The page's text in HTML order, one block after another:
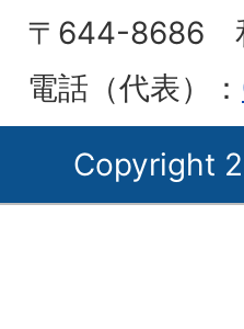
〒644-8686
電話（代表）：
Copyright